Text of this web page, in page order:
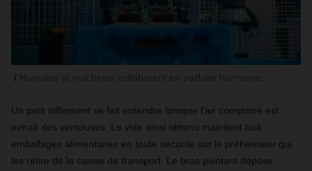
Un petit sifflement se fait entendre lorsque l’air comprimé est
extrait des ventouses. Le vide ainsi obtenu maintient huit
emballages alimentaires en toute sécurité sur le préhenseur qui
les retire de la caisse de transport. Le bras pivotant dépose